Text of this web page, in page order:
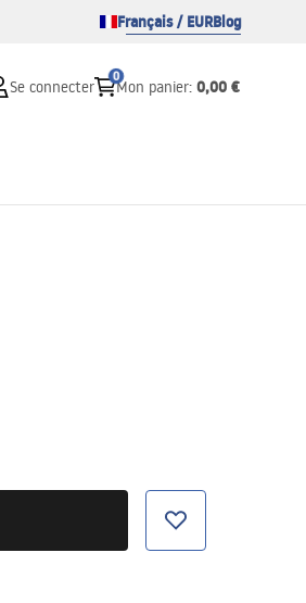
Français / EURBlog
Se connecter
0
Mon panier: 0,00 €